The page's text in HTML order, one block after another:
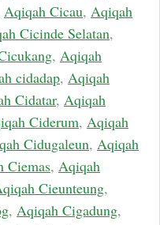
Aqiqah Cicau, Aqiqah
Cicinde Selatan,
, Aqiqah
cidadap, Aqiqah
Cidatar, Aqiqah
Ciderum, Aqiqah
Cidugaleun, Aqiqah
Ciemas, Aqiqah
Cieunteung,
, Aqiqah Cigadung,